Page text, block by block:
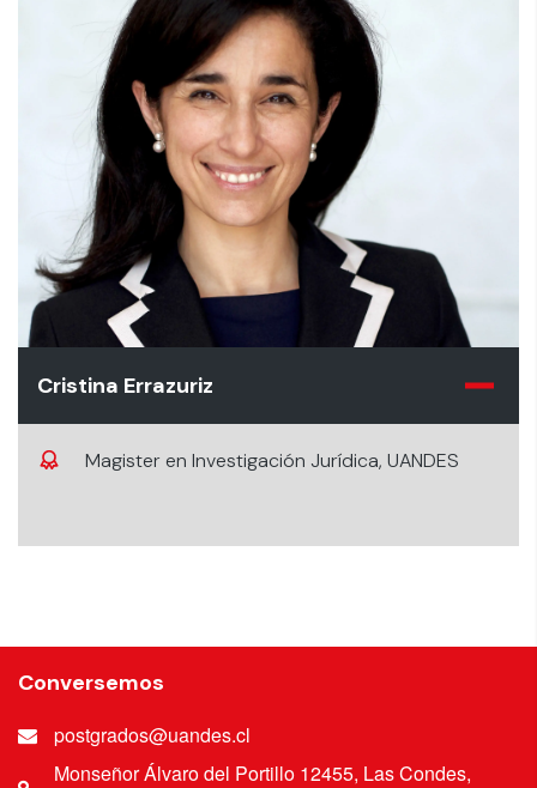
Cristina Errazuriz
Magister en Investigación Jurídica, UANDES
Conversemos
postgrados@uandes.cl
Monseñor Álvaro del Portillo 12455, Las Condes,